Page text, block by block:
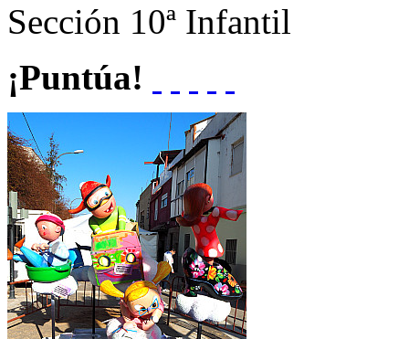
Sección 10ª Infantil
¡Puntúa!